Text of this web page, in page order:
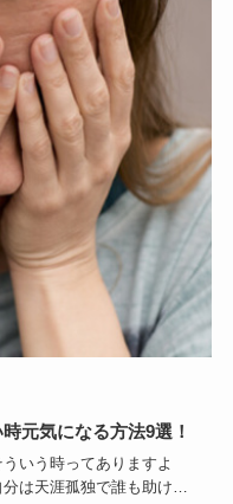
元気になる方法9選！
いう時ってありますよ
は天涯孤独で誰も助けて